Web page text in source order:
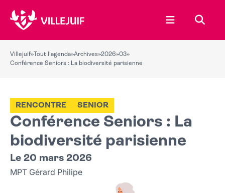
Ouvrir le
Villejuif» Tout l'agenda»Archives»2026»03»
Conférence Seniors : La biodiversité parisienne
Conférence Seniors : La
biodiversité parisienne
RENCONTRE SENIOR
Le 20 mars 2026
MPT Gérard Philipe